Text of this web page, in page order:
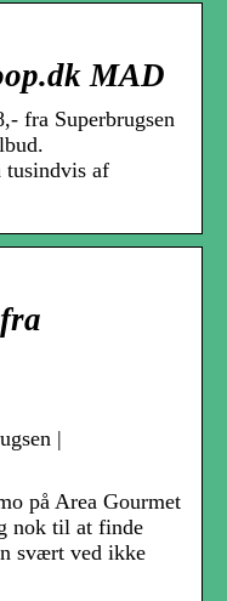
MAD
fra Superbrugsen
tusindvis af
|
på Area Gourmet
nok til at finde
svært ved ikke